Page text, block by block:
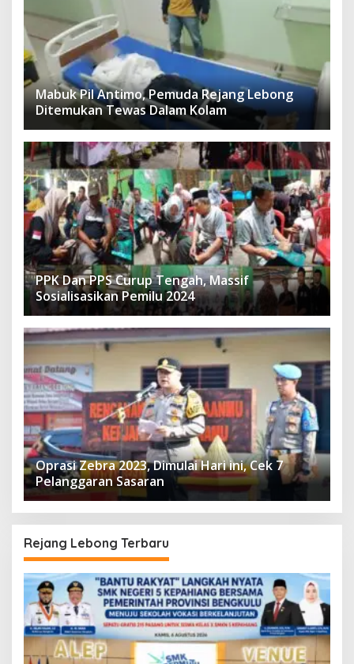
Mabuk Pil Antimo, Pemuda Rejang Lebong
Ditemukan Tewas Dalam Kolam
PPK Dan PPS Curup Tengah, Massif
Sosialisasikan Pemilu 2024
Oprasi Zebra 2023, Dimulai Hari ini, Cek 7
Pelanggaran Sasaran
Rejang Lebong Terbaru